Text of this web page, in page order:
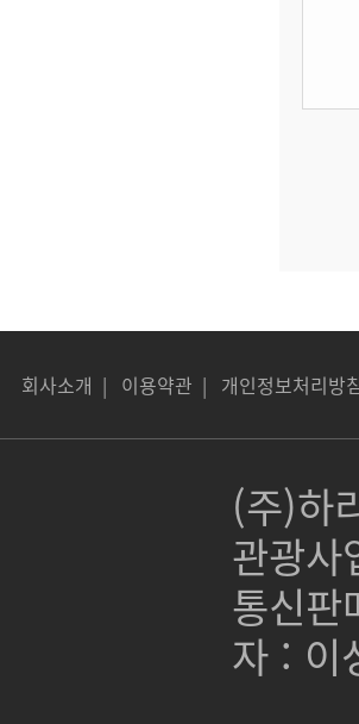
회사소개 | 이용약관 | 개인정보처리방
(주)하
관광
통신
자 : 이